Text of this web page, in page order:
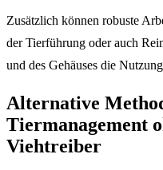
Zusätzlich können robuste
der Tierführung oder auch
und des Gehäuses die
Alternative
Tiermanagement
Viehtreiber